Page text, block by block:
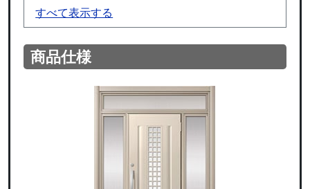
すべて表示する
商品仕様